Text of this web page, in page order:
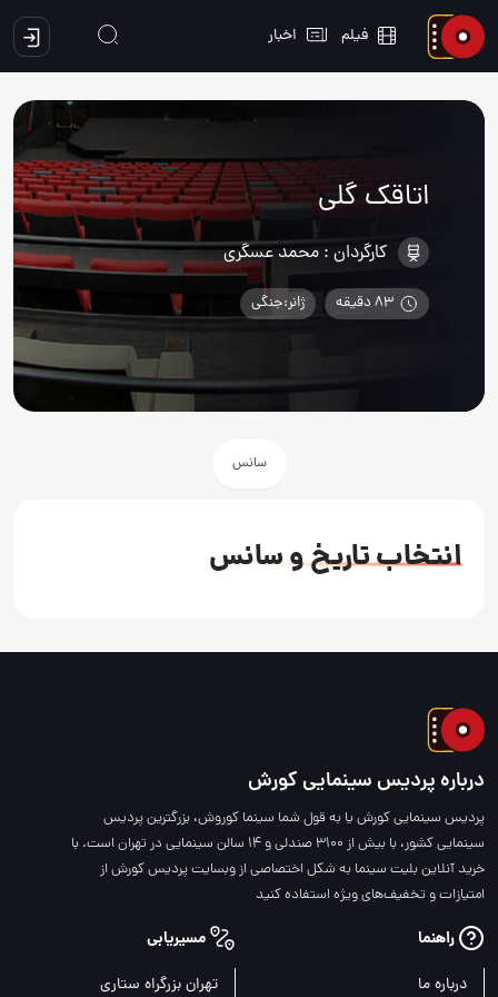
فیلم اخبار
اتاقک گلی
کارگردان : محمد عسگری
83 دقیقه ژانر:جنگی
سانس
انتخاب تاریخ و سانس
درباره پردیس سینمایی کورش
پردیس سینمایی کورش یا به قول شما سینما کوروش، بزرگترین پردیس
سینمایی کشور، با بیش از 3100 صندلی و 14 سالن سینمایی در تهران است. با
خرید آنلاین بلیت سینما به شکل اختصاصی از وبسایت پردیس کورش از
امتیازات و تخفیف‌های ویژه استفاده کنید
راهنما
درباره ما
مسیریابی
تهران بزرگراه ستاری